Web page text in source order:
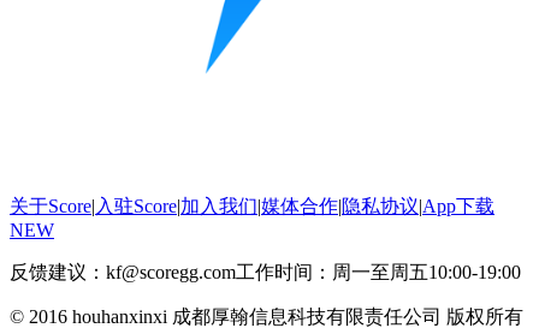
关于Score| 入驻Score|加入我们|媒体合作|隐私协议|App下载
NEW
反馈建议：kf@scoregg.com工作时间：周一至周五10:00-19:00
© 2016 houhanxinxi 成都厚翰信息科技有限责任公司 版权所有